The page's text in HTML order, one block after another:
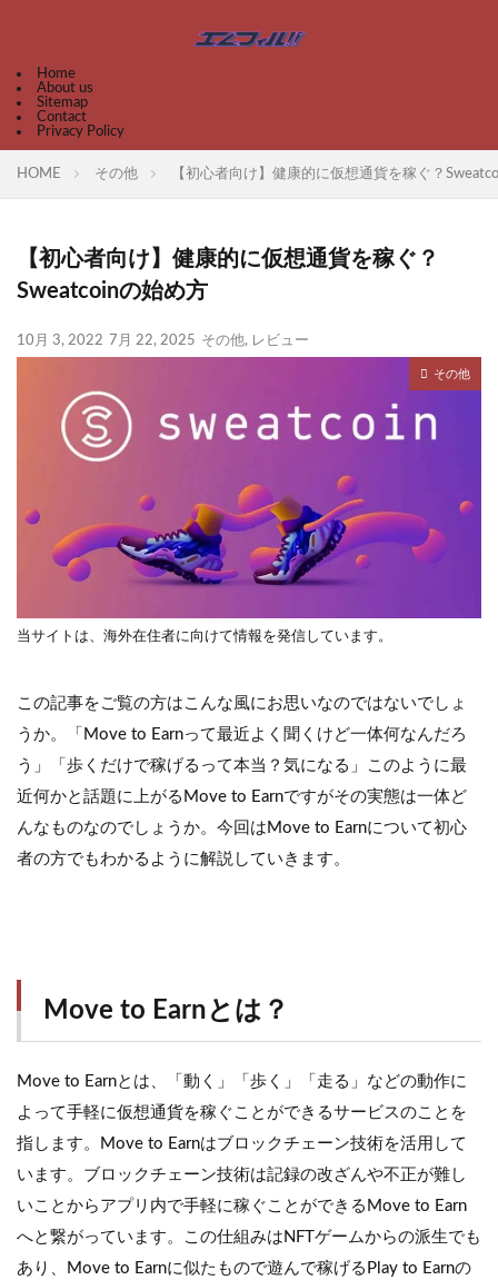
Home
About us
Sitemap
Contact
Privacy Policy
HOME その他 【初心者向け】健康的に仮想通貨を稼ぐ？
【初心者向け】健康的に仮想通貨を稼ぐ？
Sweatcoinの始め方
10月 3, 2022 7月 22, 2025 その他, レビュー
その他
当サイトは、海外在住者に向けて情報を発信しています。
この記事をご覧の方はこんな風にお思いなのではないでしょ
うか。「Move to Earnって最近よく聞くけど一体何なんだろ
う」「歩くだけで稼げるって本当？気になる」このように最
近何かと話題に上がるMove to Earnですがその実態は一体ど
んなものなのでしょうか。今回はMove to Earnについて初心
者の方でもわかるように解説していきます。
Move to Earnとは？
Move to Earnとは、「動く」「歩く」「走る」などの動作に
よって手軽に仮想通貨を稼ぐことができるサービスのことを
指します。Move to Earnはブロックチェーン技術を活用して
います。ブロックチェーン技術は記録の改ざんや不正が難し
いことからアプリ内で手軽に稼ぐことができるMove to Earn
へと繋がっています。この仕組みはNFTゲームからの派生でも
あり、Move to Earnに似たもので遊んで稼げるPlay to Earnの